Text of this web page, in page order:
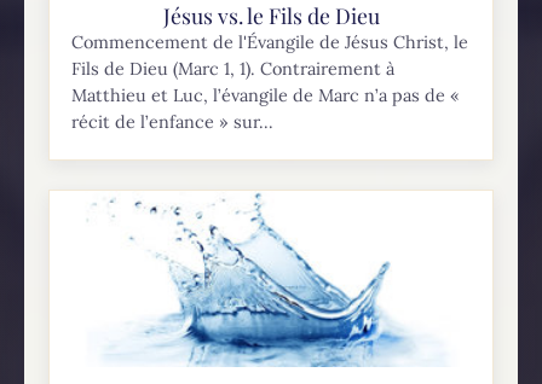
Jésus vs. le Fils de Dieu
Commencement de l'Évangile de Jésus Christ, le
Fils de Dieu (Marc 1, 1). Contrairement à
Matthieu et Luc, l’évangile de Marc n’a pas de «
récit de l’enfance » sur...